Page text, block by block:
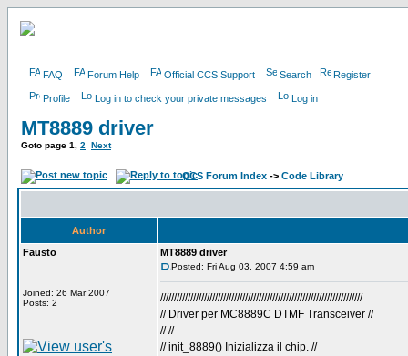
FAQ Forum Help Official CCS Support Search Register
Profile Log in to check your private messages Log in
MT8889 driver
Goto page 1 2 Next
CCS Forum Index -> Code Library
Author
Fausto
Joined: 26 Mar 2007
Posts: 2
MT8889 driver
Posted: Fri Aug 03, 2007 4:59 am
//////////////////////////////////////////////////////////////////////////
// Driver per MC8889C DTMF Transceiver //
// //
// init_8889() Inizializza il chip. //